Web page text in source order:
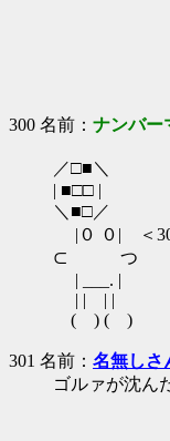
300 名前： ナンバー
／□■＼
| ■□□ |
＼■□／
|０ ０| ＜
⊂ つ
| ___. |
| | | |
( ) ( )
301 名前： 名無しさ
ゴルァが沈ん
＿
∧ _ -